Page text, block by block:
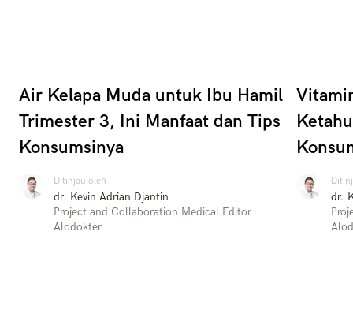
Air Kelapa Muda untuk Ibu Hamil
Trimester 3, Ini Manfaat dan Tips
Konsumsinya
Ditinjau oleh
dr. Kevin Adrian Djantin
Project and Collaboration Medical Editor
Alodokter
dr.